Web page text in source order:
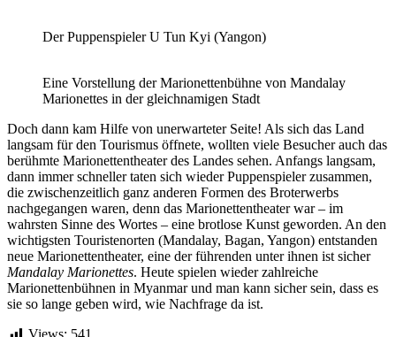
Der Puppenspieler U Tun Kyi (Yangon)
Eine Vorstellung der Marionettenbühne von Mandalay
Marionettes in der gleichnamigen Stadt
Doch dann kam Hilfe von unerwarteter Seite! Als sich das Land
langsam für den Tourismus öffnete, wollten viele Besucher auch das
berühmte Marionettentheater des Landes sehen. Anfangs langsam,
dann immer schneller taten sich wieder Puppenspieler zusammen,
die zwischenzeitlich ganz anderen Formen des Broterwerbs
nachgegangen waren, denn das Marionettentheater war – im
wahrsten Sinne des Wortes – eine brotlose Kunst geworden. An den
wichtigsten Touristenorten (Mandalay, Bagan, Yangon) entstanden
neue Marionettentheater, eine der führenden unter ihnen ist sicher
Mandalay Marionettes. Heute spielen wieder zahlreiche
Marionettenbühnen in Myanmar und man kann sicher sein, dass es
sie so lange geben wird, wie Nachfrage da ist.